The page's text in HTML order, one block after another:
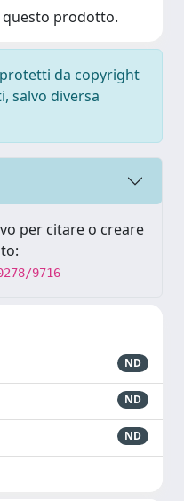
questo prodotto.
da copyright
salvo diversa
per citare o creare
9716
ND
ND
ND